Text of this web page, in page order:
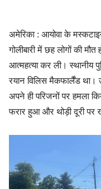
अमेरिका : आयोवा के
गोलीबारी में छह लोगों की
आत्महत्या कर ली। स्थानीय
रयान विलिस मैकफार्लैंड
अपने ही परिजनों पर हमला
फरार हुआ और थोड़ी दूरी पर